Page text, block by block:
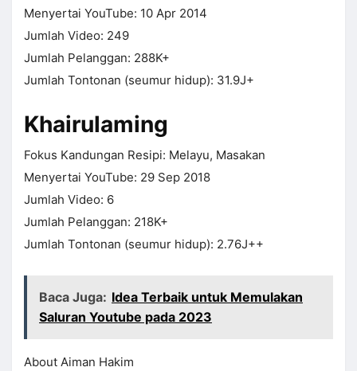
Menyertai YouTube: 10 Apr 2014
Jumlah Video: 249
Jumlah Pelanggan: 288K+
Jumlah Tontonan (seumur hidup): 31.9J+
Khairulaming
Fokus Kandungan Resipi: Melayu, Masakan
Menyertai YouTube: 29 Sep 2018
Jumlah Video: 6
Jumlah Pelanggan: 218K+
Jumlah Tontonan (seumur hidup): 2.76J++
Baca Juga: Idea Terbaik untuk Memulakan
Saluran Youtube pada 2023
About Aiman Hakim